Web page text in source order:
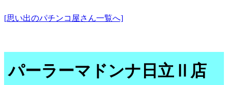
[思い出のパチンコ屋さん一覧へ]
パーラーマドンナ日立Ⅱ店